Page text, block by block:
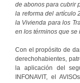
de abonos para cubrir
la reforma del artículo
la Vivienda para los
en los términos que se
Con el propósito de
derechohabientes,
la aplicación del
INFONAVIT, el